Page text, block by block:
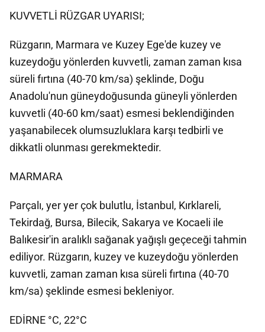
KUVVETLİ RÜZGAR UYARISI;
Rüzgarın, Marmara ve Kuzey Ege'de kuzey ve
kuzeydoğu yönlerden kuvvetli, zaman zaman kısa
süreli fırtına (40-70 km/sa) şeklinde, Doğu
Anadolu'nun güneydoğusunda güneyli yönlerden
kuvvetli (40-60 km/saat) esmesi beklendiğinden
yaşanabilecek olumsuzluklara karşı tedbirli ve
dikkatli olunması gerekmektedir.
MARMARA
Parçalı, yer yer çok bulutlu, İstanbul, Kırklareli,
Tekirdağ, Bursa, Bilecik, Sakarya ve Kocaeli ile
Balıkesir'in aralıklı sağanak yağışlı geçeceği tahmin
ediliyor. Rüzgarın, kuzey ve kuzeydoğu yönlerden
kuvvetli, zaman zaman kısa süreli fırtına (40-70
km/sa) şeklinde esmesi bekleniyor.
EDİRNE °C, 22°C